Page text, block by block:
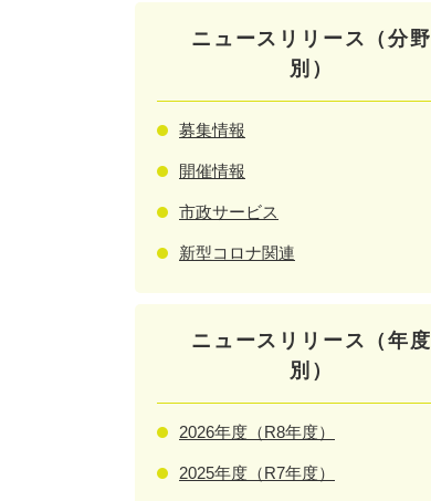
ニュースリリース（分野
別）
募集情報
開催情報
市政サービス
新型コロナ関連
ニュースリリース（年度
別）
2026年度（R8年度）
2025年度（R7年度）